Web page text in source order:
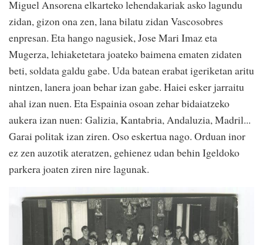
Miguel Ansorena elkarteko lehendakariak asko lagundu
zidan, gizon ona zen, lana bilatu zidan Vascosobres
enpresan. Eta hango nagusiek, Jose Mari Imaz eta
Mugerza, lehiaketetara joateko baimena ematen zidaten
beti, soldata galdu gabe. Uda batean erabat igeriketan aritu
nintzen, lanera joan behar izan gabe. Haiei esker jarraitu
ahal izan nuen. Eta Espainia osoan zehar bidaiatzeko
aukera izan nuen: Galizia, Kantabria, Andaluzia, Madril...
Garai politak izan ziren. Oso eskertua nago. Orduan inor
ez zen auzotik ateratzen, gehienez udan behin Igeldoko
parkera joaten ziren nire lagunak.